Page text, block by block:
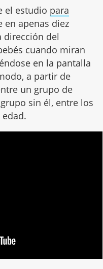
el estudio para
en apenas diez
dirección del
cuando miran
en la pantalla
a partir de
un grupo de
sin él, entre los